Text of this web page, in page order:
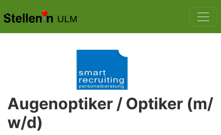
ULM
Augenoptiker / Optiker (m/
w/d)